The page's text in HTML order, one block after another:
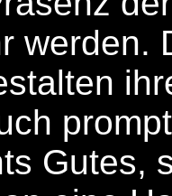
werden.
Gutes,